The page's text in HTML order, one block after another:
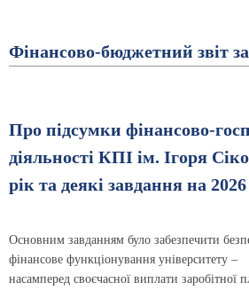
Фінансово-бюджетний звіт
Про підсумки фінансово-
діяльності КПІ ім. Ігоря
рік та деякі завдання на 2026
Основним завданням було забезпечити
фінансове функціонування університету –
насамперед своєчасної виплати заробітної